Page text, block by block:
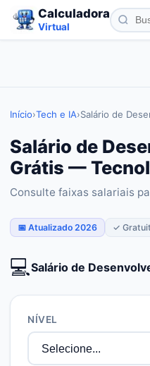
Calculadora
Virtual
Início›Tech e IA›Salário de
Salário de
Grátis —
Consulte faixas salariais
📅 Atualizado 2026 ✓
💻Salário de
NÍVEL